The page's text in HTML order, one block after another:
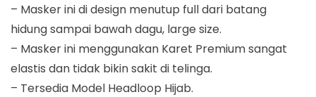
– Masker ini di design menutup full dari batang
hidung sampai bawah dagu, large size.
– Masker ini menggunakan Karet Premium sangat
elastis dan tidak bikin sakit di telinga.
– Tersedia Model Headloop Hijab.